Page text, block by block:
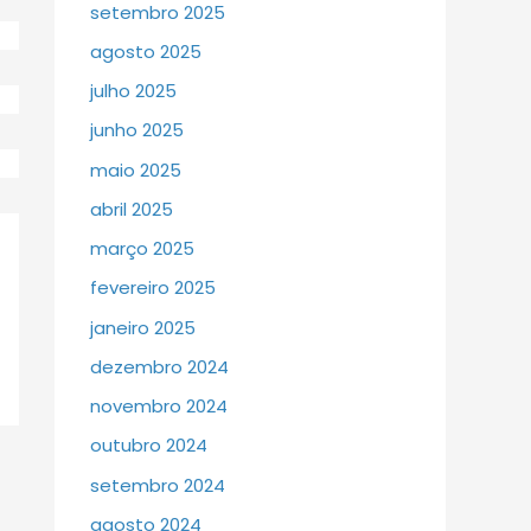
setembro 2025
agosto 2025
julho 2025
junho 2025
maio 2025
abril 2025
março 2025
fevereiro 2025
janeiro 2025
dezembro 2024
novembro 2024
outubro 2024
setembro 2024
agosto 2024